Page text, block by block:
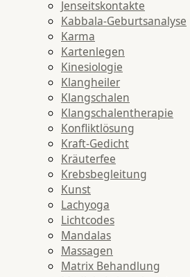
Jenseitskontakte
Kabbala-Geburtsanalyse
Karma
Kartenlegen
Kinesiologie
Klangheiler
Klangschalen
Klangschalentherapie
Konfliktlösung
Kraft-Gedicht
Kräuterfee
Krebsbegleitung
Kunst
Lachyoga
Lichtcodes
Mandalas
Massagen
Matrix Behandlung